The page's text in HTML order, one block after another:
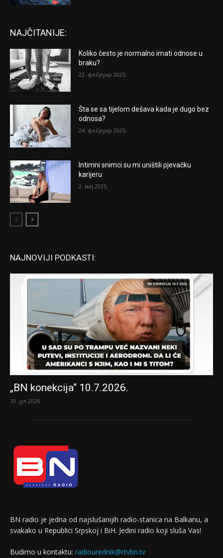
NAJČITANIJE:
Koliko često je normalno imati odnose u
braku?
22. фебруар 2025.
Šta se sa tijelom dešava kada je dugo bez
odnosa?
24. фебруар 2025.
Intimni snimci su mi uništili pjevačku
karijeru
2. мај 2025.
NAJNOVIJI PODKASTI:
„BN konekcija“ 10.7.2026.
10. јул 2026.
BN radio je jedna od najslušanijih radio-stanica na Balkanu, a
svakako u Republici Srpskoj i BiH. Jedini radio koji sluša Vas!
Budimo u kontaktu: radiourednik@rtvbn.tv